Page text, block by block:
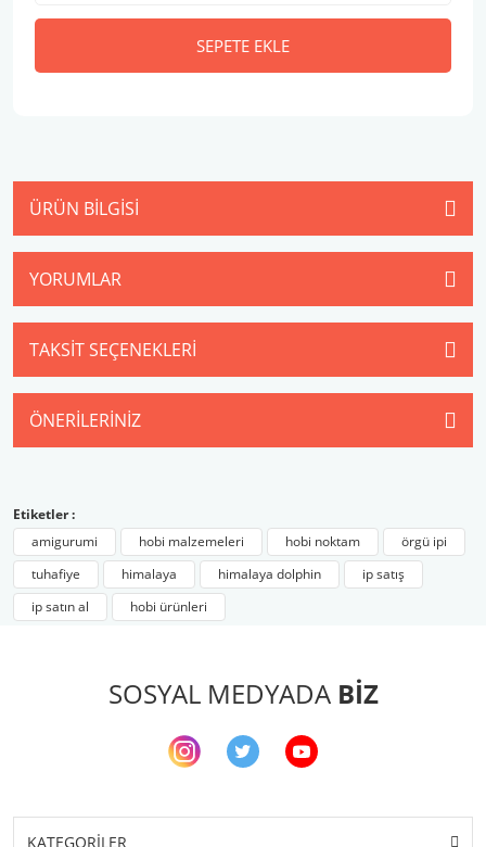
SEPETE EKLE
ÜRÜN BILGISI
YORUMLAR
TAKSIT SEÇENEKLERI
ÖNERILERINIZ
Etiketler :
amigurumi
hobi malzemeleri hobi noktam
örgü ipi
tuhafiye
himalaya himalaya dolphin
ip satış
ip satın al
hobi ürünleri
SOSYAL MEDYADA BİZ
KATEGORİLER